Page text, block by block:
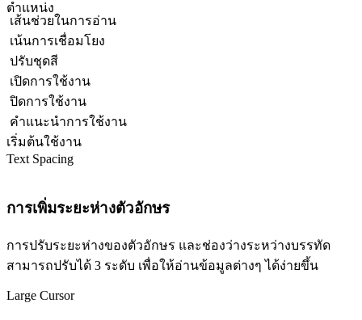
ตำแหน่ง
เส้นช่วยในการอ่าน
เน้นการเชื่อมโยง
ปรับชุดสี
เปิดการใช้งาน
ปิดการใช้งาน
คำแนะนำการใช้งาน
เริ่มต้นใช้งาน
Text Spacing
การเพิ่มระยะห่างตัวอักษร
การปรับระยะห่างของตัวอักษร และช่องว่างระหว่างบรรทัด
สามารถปรับได้ 3 ระดับ เพื่อให้อ่านข้อมูลต่างๆ ได้ง่ายขึ้น
Large Cursor